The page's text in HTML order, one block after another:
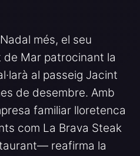
més, el seu
Mar patrocinant la
al passeig Jacint
de desembre. Amb
familiar lloretenca
com La Brava Steak
reafirma la